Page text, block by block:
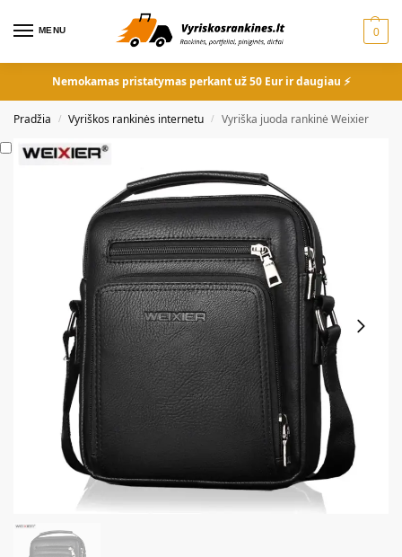
MENU 0
Nemokamas pristatymas perkant už 50 Eur ir daugiau ⚡
Pradžia / Vyriškos rankinės internetu / Vyriška juoda rankinė Weixier